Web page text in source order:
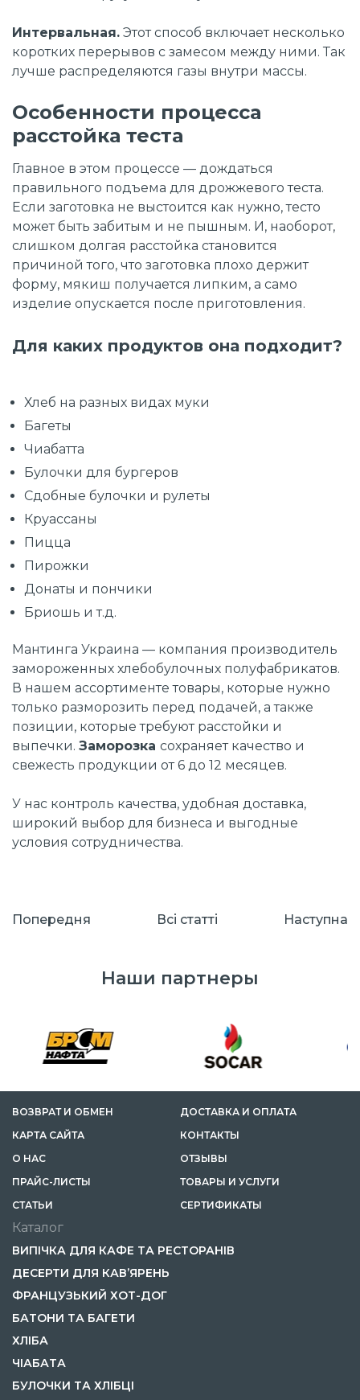
Интервальная. Этот способ включает несколько
коротких перерывов с замесом между ними. Так
лучше распределяются газы внутри массы.
Особенности процесса
расстойка теста
Главное в этом процессе — дождаться
правильного подъема для дрожжевого теста.
Если заготовка не выстоится как нужно, тесто
может быть забитым и не пышным. И, наоборот,
слишком долгая расстойка становится
причиной того, что заготовка плохо держит
форму, мякиш получается липким, а само
изделие опускается после приготовления.
Для каких продуктов она подходит?
Хлеб на разных видах муки
Багеты
Чиабатта
Булочки для бургеров
Сдобные булочки и рулеты
Круассаны
Пицца
Пирожки
Донаты и пончики
Бриошь и т.д.
Мантинга Украина — компания производитель
замороженных хлебобулочных полуфабрикатов.
В нашем ассортименте товары, которые нужно
только разморозить перед подачей, а также
позиции, которые требуют расстойки и
выпечки. Заморозка сохраняет качество и
свежесть продукции от 6 до 12 месяцев.
У нас контроль качества, удобная доставка,
широкий выбор для бизнеса и выгодные
условия сотрудничества.
Попередня Всі cтатті Наступна
Наши партнеры
ВОЗВРАТ И ОБМЕН
ДОСТАВКА И ОПЛАТА
КАРТА САЙТА
КОНТАКТЫ
О НАС
ОТЗЫВЫ
ПРАЙС-ЛИСТЫ
ТОВАРЫ И УСЛУГИ
CТАТЬИ
СЕРТИФИКАТЫ
Каталог
ВИПІЧКА ДЛЯ КАФЕ ТА РЕСТОРАНІВ
ДЕСЕРТИ ДЛЯ КАВ’ЯРЕНЬ
ФРАНЦУЗЬКИЙ ХОТ-ДОГ
БАТОНИ ТА БАГЕТИ
ХЛІБА
ЧІАБАТА
БУЛОЧКИ ТА ХЛІБЦІ